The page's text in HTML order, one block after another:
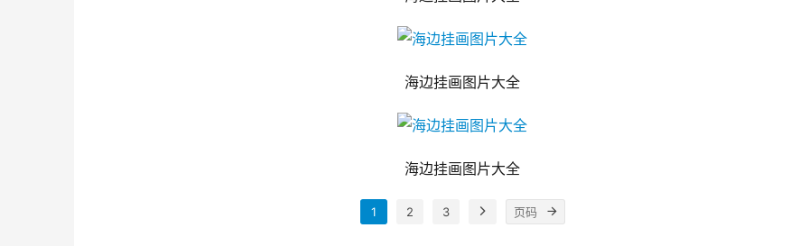
海边挂画图片大全
海边挂画图片大全
1 2 3